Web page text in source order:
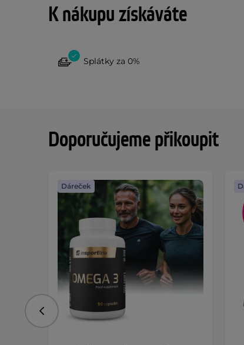
K nákupu získáváte
Splátky za 0%
Doporučujeme přikoupit
Dáreček
Předchozí